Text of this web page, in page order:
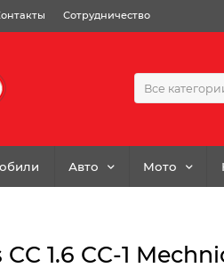
Сотрудничество
Все
Авто Мото
1.6 CC-1